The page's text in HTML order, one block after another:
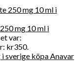
mg 10 ml i
var:
kr350.
köpa Anavar